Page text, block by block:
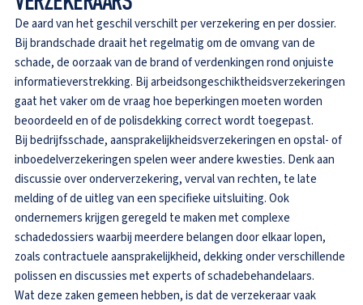
De aard van het geschil verschilt per verzekering en per dossier.
Bij brandschade draait het regelmatig om de omvang van de
schade, de oorzaak van de brand of verdenkingen rond onjuiste
informatieverstrekking. Bij arbeidsongeschiktheidsverzekeringen
gaat het vaker om de vraag hoe beperkingen moeten worden
beoordeeld en of de polisdekking correct wordt toegepast.
Bij bedrijfsschade, aansprakelijkheidsverzekeringen en opstal- of
inboedelverzekeringen spelen weer andere kwesties. Denk aan
discussie over onderverzekering, verval van rechten, te late
melding of de uitleg van een specifieke uitsluiting. Ook
ondernemers krijgen geregeld te maken met complexe
schadedossiers waarbij meerdere belangen door elkaar lopen,
zoals contractuele aansprakelijkheid, dekking onder verschillende
polissen en discussies met experts of schadebehandelaars.
Wat deze zaken gemeen hebben, is dat de verzekeraar vaak